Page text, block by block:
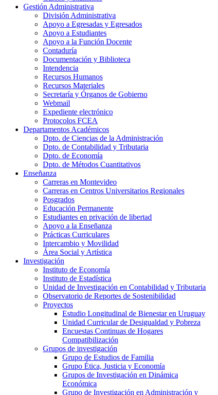
Gestión Administrativa
División Administrativa
Apoyo a Egresadas y Egresados
Apoyo a Estudiantes
Apoyo a la Función Docente
Contaduría
Documentación y Biblioteca
Intendencia
Recursos Humanos
Recursos Materiales
Secretaría y Órganos de Gobierno
Webmail
Expediente electrónico
Protocolos FCEA
Departamentos Académicos
Dpto. de Ciencias de la Administración
Dpto. de Contabilidad y Tributaria
Dpto. de Economía
Dpto. de Métodos Cuantitativos
Enseñanza
Carreras en Montevideo
Carreras en Centros Universitarios Regionales
Posgrados
Educación Permanente
Estudiantes en privación de libertad
Apoyo a la Enseñanza
Prácticas Curriculares
Intercambio y Movilidad
Área Social y Artística
Investigación
Instituto de Economía
Instituto de Estadística
Unidad de Investigación en Contabilidad y Tributaria
Observatorio de Reportes de Sostenibilidad
Proyectos
Estudio Longitudinal de Bienestar en Uruguay
Unidad Curricular de Desigualdad y Pobreza
Encuestas Continuas de Hogares
Compatibilización
Grupos de investigación
Grupo de Estudios de Familia
Grupo Ética, Justicia y Economía
Grupos de Investigación en Dinámica
Económica
Grupo de Investigación en Administración y